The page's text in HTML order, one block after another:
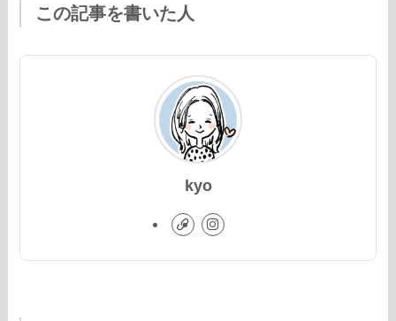
この記事を書いた人
kyo